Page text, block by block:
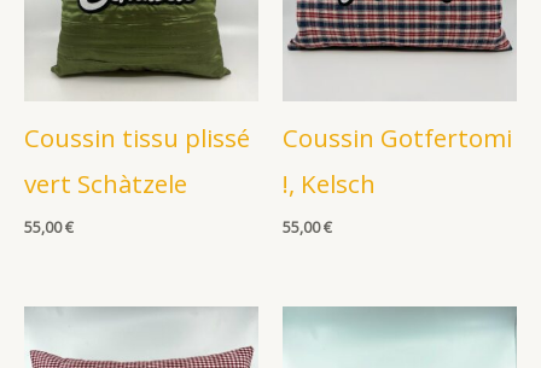
Coussin tissu plissé
vert Schàtzele
55,00€
Coussin Gotfertomi
!, Kelsch
55,00€